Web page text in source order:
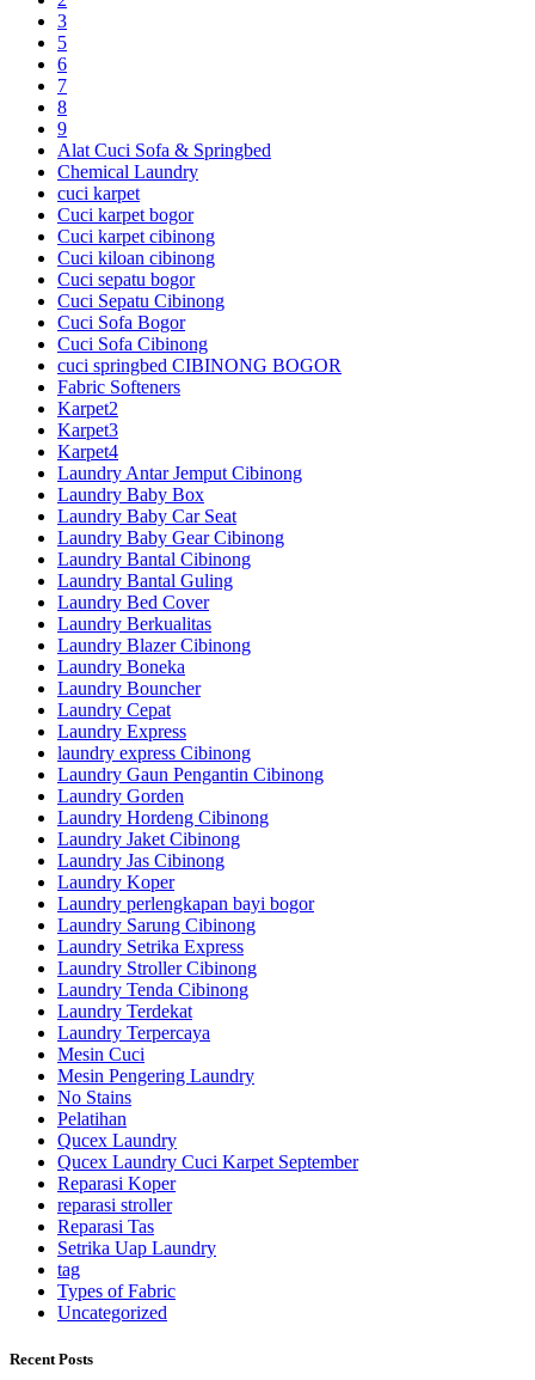
3
5
6
7
8
9
Alat Cuci Sofa & Springbed
Chemical Laundry
cuci karpet
Cuci karpet bogor
Cuci karpet cibinong
Cuci kiloan cibinong
Cuci sepatu bogor
Cuci Sepatu Cibinong
Cuci Sofa Bogor
Cuci Sofa Cibinong
cuci springbed CIBINONG BOGOR
Fabric Softeners
Karpet2
Karpet3
Karpet4
Laundry Antar Jemput Cibinong
Laundry Baby Box
Laundry Baby Car Seat
Laundry Baby Gear Cibinong
Laundry Bantal Cibinong
Laundry Bantal Guling
Laundry Bed Cover
Laundry Berkualitas
Laundry Blazer Cibinong
Laundry Boneka
Laundry Bouncher
Laundry Cepat
Laundry Express
laundry express Cibinong
Laundry Gaun Pengantin Cibinong
Laundry Gorden
Laundry Hordeng Cibinong
Laundry Jaket Cibinong
Laundry Jas Cibinong
Laundry Koper
Laundry perlengkapan bayi bogor
Laundry Sarung Cibinong
Laundry Setrika Express
Laundry Stroller Cibinong
Laundry Tenda Cibinong
Laundry Terdekat
Laundry Terpercaya
Mesin Cuci
Mesin Pengering Laundry
No Stains
Pelatihan
Qucex Laundry
Qucex Laundry Cuci Karpet September
Reparasi Koper
reparasi stroller
Reparasi Tas
Setrika Uap Laundry
tag
Types of Fabric
Uncategorized
Recent Posts